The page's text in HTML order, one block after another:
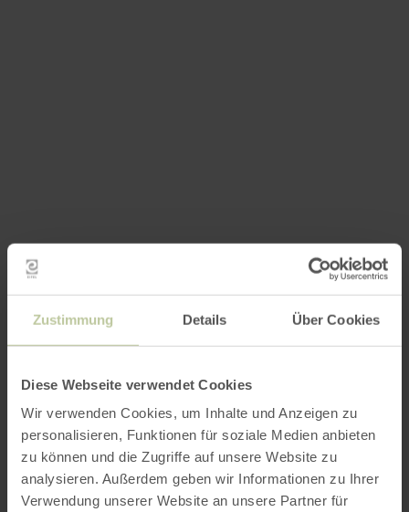
Zustimmung Details Über Cookies
Diese Webseite verwendet Cookies
Wir verwenden Cookies, um Inhalte und Anzeigen zu
personalisieren, Funktionen für soziale Medien anbieten
zu können und die Zugriffe auf unsere Website zu
analysieren. Außerdem geben wir Informationen zu Ihrer
Verwendung unserer Website an unsere Partner für